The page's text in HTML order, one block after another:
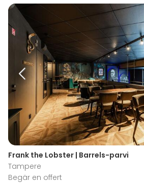
Frank the Lobster | Barrels-parvi
Tampere
Begär en offert